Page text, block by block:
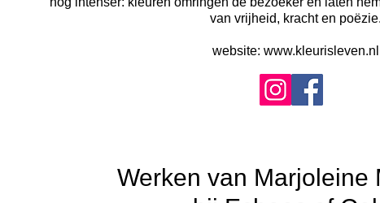
van vrijheid, kracht en poëzie.
website: www.kleurisleven.nl
Werken van Marjoleine